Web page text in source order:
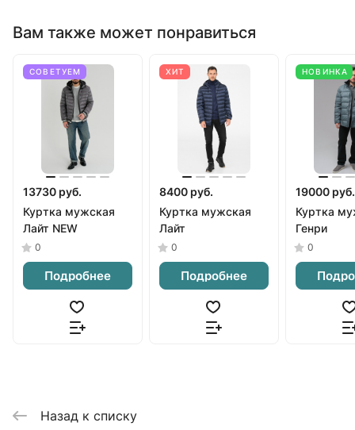
Вам также может понравиться
СОВЕТУЕМ
13730 руб.
Куртка мужская
Лайт NEW
0
Подробнее
ХИТ
8400 руб.
Куртка мужская
Лайт
0
Подробнее
НОВИНКА
19000 руб.
Куртка
Генри
0
Назад к списку